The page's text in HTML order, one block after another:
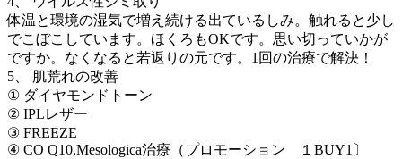
体温と環境の湿気で増え続ける出ているしみ。触れると少し
でこぼこしています。ほくろもOKです。思い切っていかが
ですか。なくなると若返りの元です。1回の治療で解決！
5、 肌荒れの改善
① ダイヤモンドトーン
② IPLレザー
③ FREEZE
④ CO Q10,Mesologica治療（プロモーション １BUY1〕